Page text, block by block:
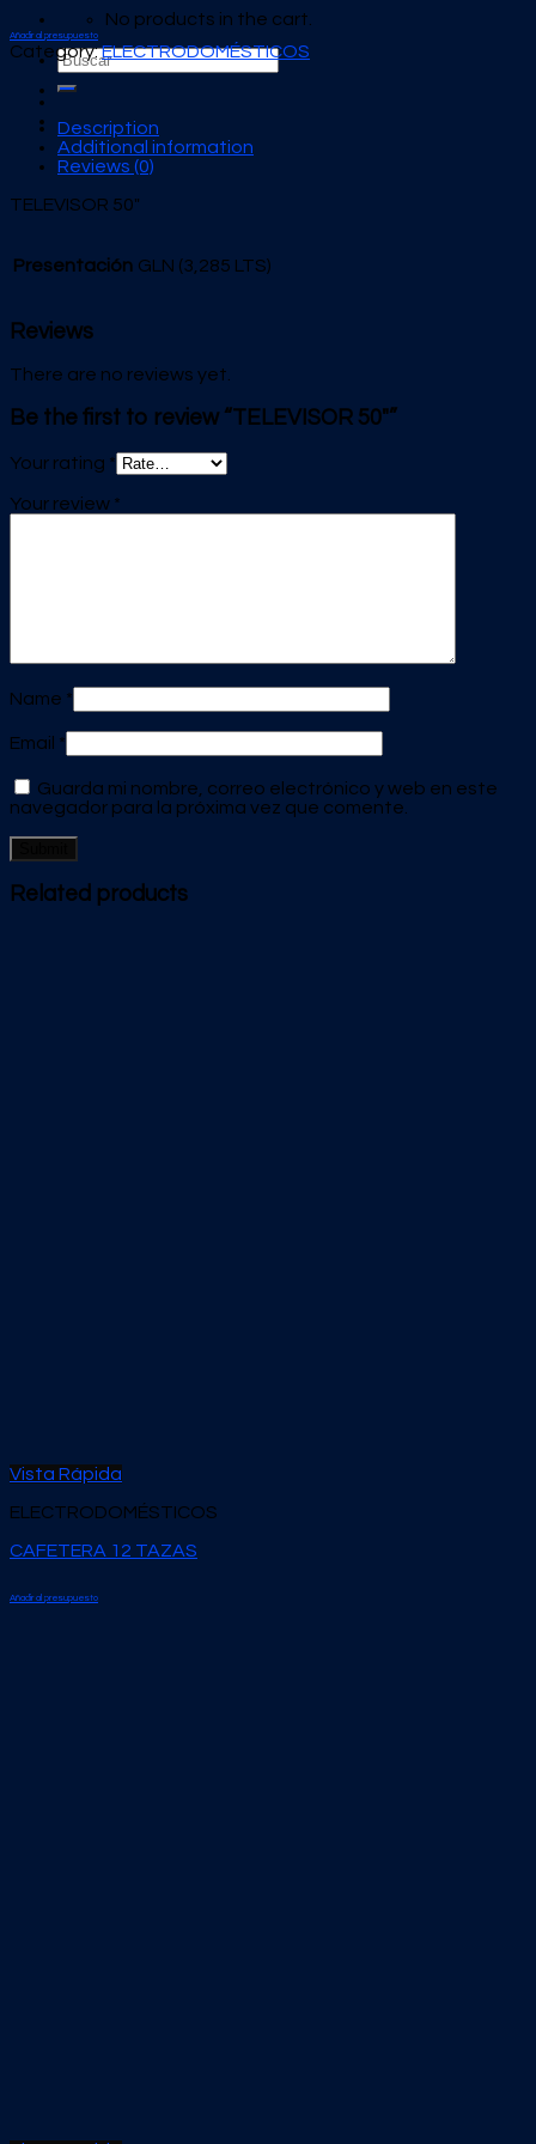
No products in the cart.
Search
for:
Añadir al presupuesto
Category:ELECTRODOMÉSTICOS
Description
Additional information
Reviews (0)
TELEVISOR 50″
Presentación GLN (3,285 LTS)
Reviews
There are no reviews yet.
Be the first to review “TELEVISOR 50″”
Your rating *
Your review *
Name *
Email *
Guarda mi nombre, correo electrónico y web en este
navegador para la próxima vez que comente.
Related products
Vista Rápida
ELECTRODOMÉSTICOS
CAFETERA 12 TAZAS
Añadir al presupuesto